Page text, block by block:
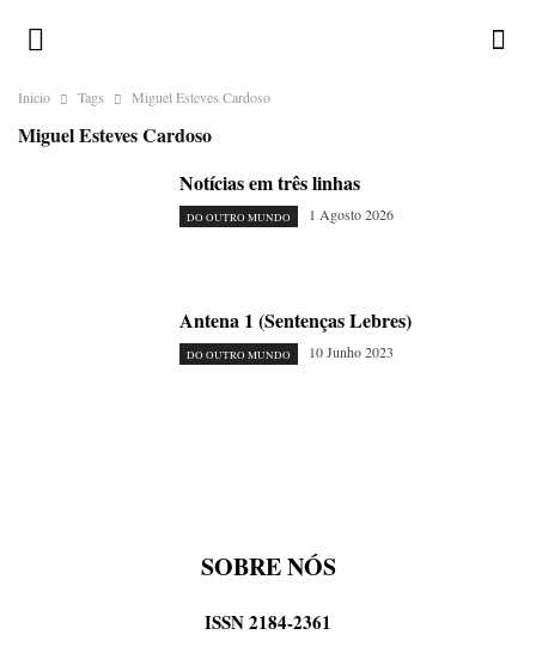
Inicio Tags Miguel Esteves Cardoso
Miguel Esteves Cardoso
Notícias em três linhas
DO OUTRO MUNDO 1 Agosto 2026
Antena 1 (Sentenças Lebres)
DO OUTRO MUNDO 10 Junho 2023
SOBRE NÓS
ISSN 2184-2361